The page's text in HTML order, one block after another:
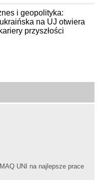
UNI na najlepsze prace
i geopolityka:
na UJ otwiera
przyszłości